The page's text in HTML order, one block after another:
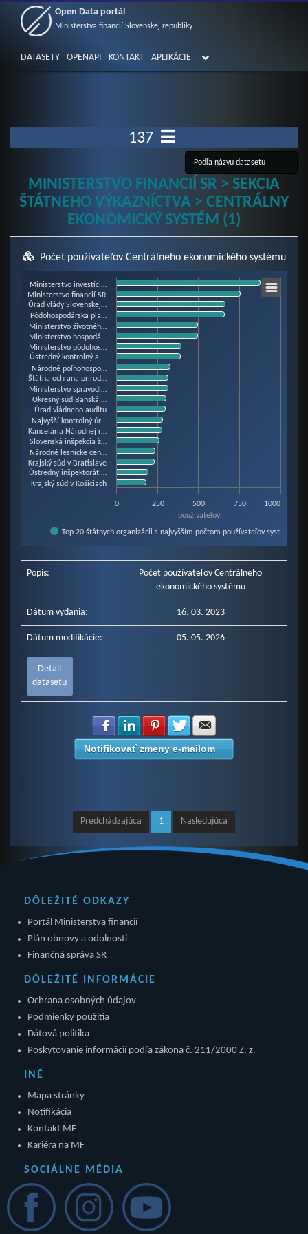
Open Data portál
Ministerstva financií Slovenskej republiky
DATASETY OPENAPI KONTAKT APLIKÁCIE
137
MINISTERSTVO FINANCIÍ SR > SEKCIA
ŠTÁTNEHO VÝKAZNÍCTVA > CENTRÁLNY
EKONOMICKÝ SYSTÉM (1)
Počet používateľov Centrálneho ekonomického systému
Chart
Bar chart with 20 bars.
View as data table, Chart
The chart has 1 X axis displaying categories.
The chart has 1 Y axis displaying používateľov. Data ranges from 181 to
používateľov
Top 20 štátnych organizácii s najvyšším počtom používateľov syst…
Ministerstvo investíci…
Ministerstvo financií SR
Úrad vlády Slovenskej…
Pôdohospodárska pla…
Ministerstvo životnéh…
Ministerstvo hospodá…
Ministerstvo pôdohos…
Ústredný kontrolný a …
Národné poľnohospo…
Štátna ochrana prírod…
Ministerstvo spravodl…
Okresný súd Banská …
Úrad vládneho auditu
Najvyšší kontrolný úr…
Kancelária Národnej r…
Slovenská inšpekcia ž…
Národné lesnícke cen…
Krajský súd v Bratislave
Ústredný inšpektorát …
Krajský súd v Košiciach
0 1000
250 500 750
Popis:
Počet používateľov Centrálneho
ekonomického systému
Dátum vydania: 16. 03. 2023
Dátum modifikácie: 05. 05. 2026
Detail
datasetu
Zdielať na Facebook
Zdielať na LinkedIn
Zdielať na Pinterest
Zdielať na Twitter
Notifikovať zmeny e-mailom
Predchádzajúca 1 Nasledujúca
DÔLEŽITÉ ODKAZY
Portál Ministerstva financií
Plán obnovy a odolnosti
Finančná správa SR
DÔLEŽITÉ INFORMÁCIE
Ochrana osobných údajov
Podmienky použitia
Dátová politika
Poskytovanie informácií podľa zákona č. 211/2000 Z. z.
INÉ
Mapa stránky
Notifikácia
Kontakt MF
Kariéra na MF
SOCIÁLNE MÉDIA